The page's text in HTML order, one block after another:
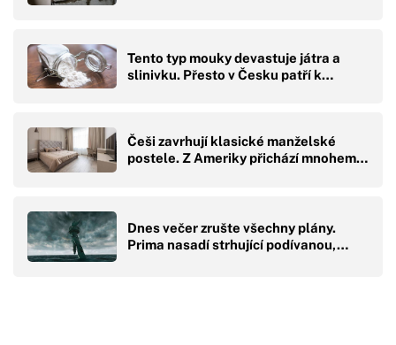
Tento typ mouky devastuje játra a
slinivku. Přesto v Česku patří k…
Češi zavrhují klasické manželské
postele. Z Ameriky přichází mnohem…
Dnes večer zrušte všechny plány.
Prima nasadí strhující podívanou,…